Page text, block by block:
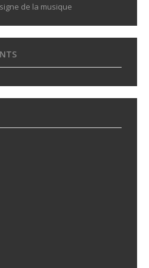
de la musique